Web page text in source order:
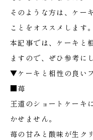
そのような方は、ケー
ことをオススメします。
本記事では、ケーキと
ますので、ぜひ参考に
▼ケーキと相性の良い
■苺
王道のショートケーキ
かせません。
苺の甘みと酸味が生ク